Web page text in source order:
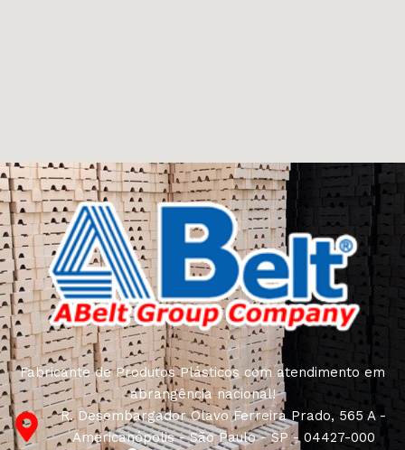
Fabricante de Produtos Plásticos com atendimento em
abrangência nacional!
R. Desembargador Olavo Ferreira Prado, 565 A -
Americanópolis - São Paulo - SP - 04427-000